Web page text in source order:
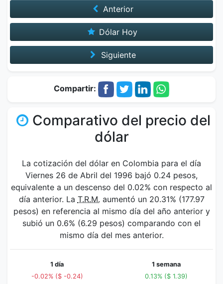
Anterior
Dólar Hoy
Siguiente
Compartir:
Comparativo del precio del
dólar
La cotización del dólar en Colombia para el día
Viernes 26 de Abril del 1996 bajó 0.24 pesos,
equivalente a un descenso del 0.02% con respecto al
día anterior. La T.R.M. aumentó un 20.31% (177.97
pesos) en referencia al mismo día del año anterior y
subió un 0.6% (6.29 pesos) comparando con el
mismo día del mes anterior.
1 día
-0.02% ($ -0.24)
1 semana
0.13% ($ 1.39)